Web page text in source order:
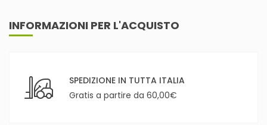
INFORMAZIONI PER L'ACQUISTO
SPEDIZIONE IN TUTTA ITALIA
Gratis a partire da 60,00€